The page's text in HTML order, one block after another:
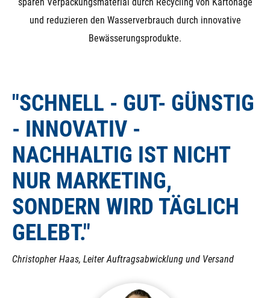
und reduzieren den Wasserverbrauch durch innovative
Bewässerungsprodukte.
"SCHNELL - GUT- GÜNSTIG
- INNOVATIV -
NACHHALTIG IST NICHT
NUR MARKETING,
SONDERN WIRD TÄGLICH
GELEBT."
Christopher Haas, Leiter Auftragsabwicklung und Versand